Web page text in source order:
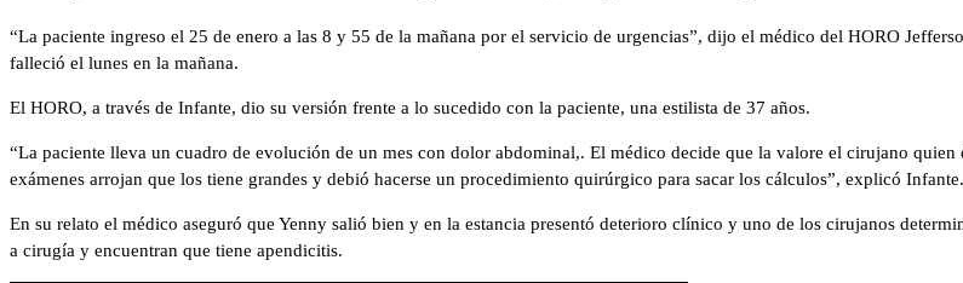
“La paciente ingreso el 25 de enero a las 8 y 55 de la mañana por el servicio de urgencias”, dijo el médico del HORO
falleció el lunes en la mañana.
El HORO, a través de Infante, dio su versión frente a lo sucedido con la paciente, una estilista de 37 años.
“La paciente lleva un cuadro de evolución de un mes con dolor abdominal,. El médico decide que la valore el cirujano
exámenes arrojan que los tiene grandes y debió hacerse un procedimiento quirúrgico para sacar los cálculos”, explicó
En su relato el médico aseguró que Yenny salió bien y en la estancia presentó deterioro clínico y uno de los cirujanos
a cirugía y encuentran que tiene apendicitis.